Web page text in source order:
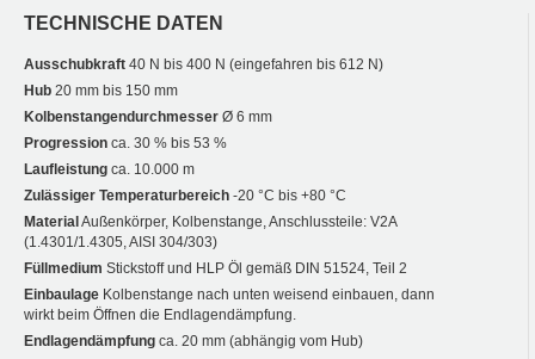
TECHNISCHE DATEN
Ausschubkraft 40 N bis 400 N (eingefahren bis 612 N)
Hub 20 mm bis 150 mm
Kolbenstangendurchmesser Ø 6 mm
Progression ca. 30 % bis 53 %
Laufleistung ca. 10.000 m
Zulässiger Temperaturbereich -20 °C bis +80 °C
MaterialAußenkörper, Kolbenstange, Anschlussteile: V2A
(1.4301/1.4305, AISI 304/303)
Füllmedium Stickstoff und HLP Öl gemäß DIN 51524, Teil 2
Einbaulage Kolbenstange nach unten weisend einbauen, dann
wirkt beim Öffnen die Endlagendämpfung.
Endlagendämpfung ca. 20 mm (abhängig vom Hub)